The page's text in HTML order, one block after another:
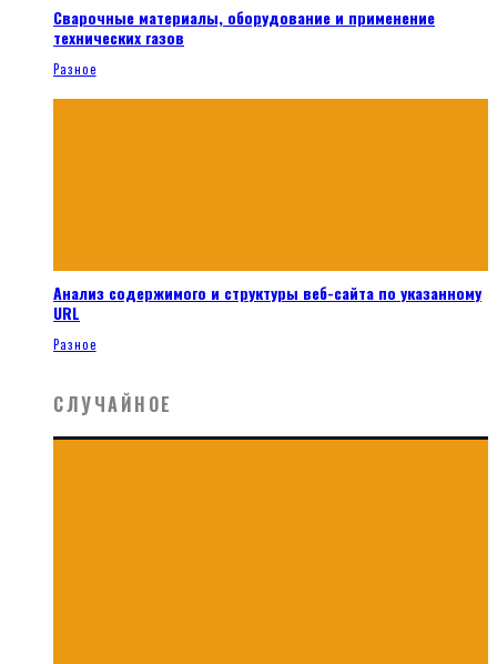
Сварочные материалы, оборудование и применение
технических газов
Разное
Анализ содержимого и структуры веб-сайта по указанному
URL
Разное
СЛУЧАЙНОЕ